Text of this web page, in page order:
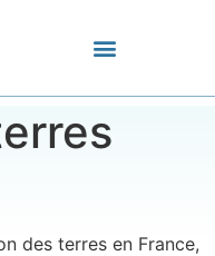
des terres en France,